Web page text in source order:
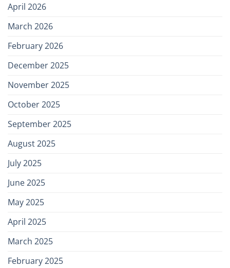
April 2026
March 2026
February 2026
December 2025
November 2025
October 2025
September 2025
August 2025
July 2025
June 2025
May 2025
April 2025
March 2025
February 2025